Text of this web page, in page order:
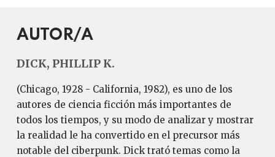
AUTOR/A
DICK, PHILLIP K.
(Chicago, 1928 - California, 1982), es uno de los
autores de ciencia ficción más importantes de
todos los tiempos, y su modo de analizar y mostrar
la realidad le ha convertido en el precursor más
notable del ciberpunk. Dick trató temas como la